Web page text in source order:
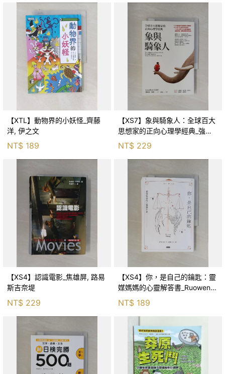
【XTL】動物界的小妖怪_齊藤
洋, 伊之文
NT$ 189
【XS7】象與騎象人：全球百大
思想家的正向心理學經典_強納
森．海德, 李靜瑤
NT$ 229
【XS4】認識電影_焦雄屏, 路易
斯吉奈堤
NT$ 229
【XS4】你，是自己的鑰匙：靈
媒媽媽的心靈解答書_Ruowen
Huang
NT$ 189